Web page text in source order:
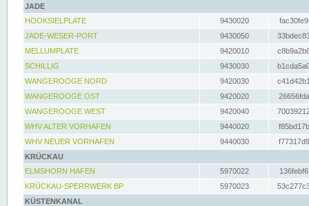
JADE
HOOKSIELPLATE
9430020
JADE-WESER-PORT
9430050
MELLUMPLATE
9420010
SCHILLIG
9430030
WANGEROOGE NORD
9420030
WANGEROOGE OST
9420020
WANGEROOGE WEST
9420040
WHV ALTER VORHAFEN
9440020
WHV NEUER VORHAFEN
9440030
KRÜCKAU
ELMSHORN HAFEN
5970022
KRÜCKAU-SPERRWERK BP
5970023
KÜSTENKANAL